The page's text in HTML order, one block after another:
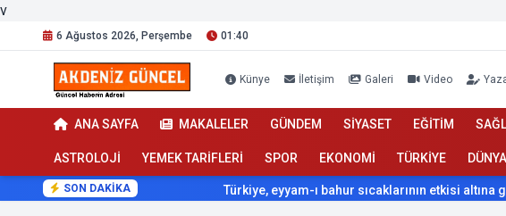
v
6 Ağustos 2026, Perşembe 01:40
Künye İletişim Galeri Video
ANA SAYFA MAKALELER GÜNDEM SİYASET EĞİTİM
ASTROLOJİ YEMEK TARİFLERİ SPOR EKONOMİ TÜRKİYE DÜNYA
SON DAKİKA Türkiye, eyyam-ı bahur sıcaklarının etkisi altına